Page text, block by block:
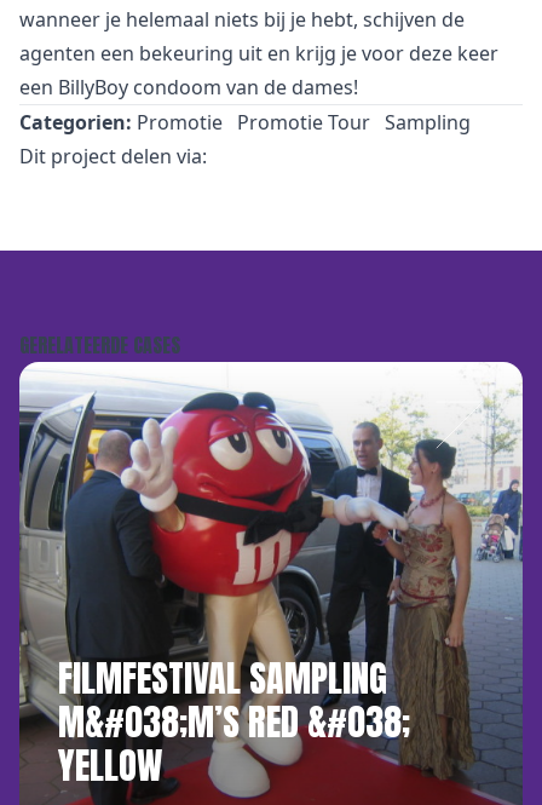
wanneer je helemaal niets bij je hebt, schijven de
agenten een bekeuring uit en krijg je voor deze keer
een BillyBoy condoom van de dames!
Categorien: Promotie Promotie Tour Sampling
Dit project delen via:
GERELATEERDE CASES
FILMFESTIVAL SAMPLING
M&#038;M’S RED &#038;
YELLOW